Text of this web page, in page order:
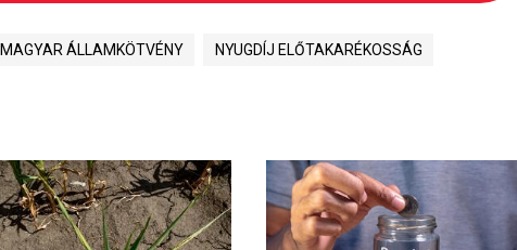
MAGYAR ÁLLAMKÖTVÉNY NYUGDÍJ ELŐTAKARÉKOSSÁG